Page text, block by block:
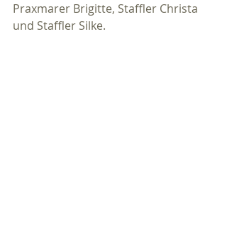
Praxmarer Brigitte, Staffler Christa
und Staffler Silke.